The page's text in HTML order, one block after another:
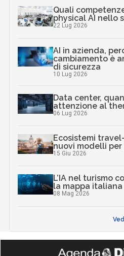
Quali
physical AI nello
22 Lug 2026
AI in azienda,
cambiamento è
di sicurezza
10 Lug 2026
Data center,
attenzione al
06 Lug 2026
Ecosistemi
nuovi modelli
15 Giu 2026
L’IA nel turismo
la mappa
08 Mag 2026